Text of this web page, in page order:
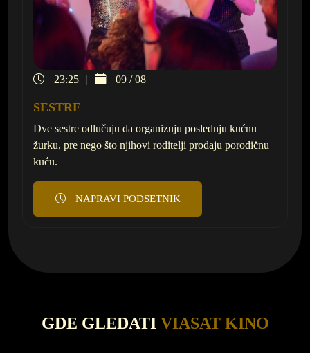
23:25 09 / 08
SESTRE
Dve sestre odlučuju da organizuju poslednju kućnu
žurku, pre nego što njihovi roditelji prodaju porodičnu
kuću.
NAPRAVI PODSETNIK
GDE GLEDATIVIASAT KINO